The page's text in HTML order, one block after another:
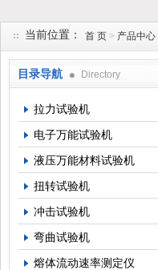
当前位置： 首 页 > 产品中心
目录导航 Directory
拉力试验机
电子万能试验机
液压万能材料试验机
扭转试验机
冲击试验机
弯曲试验机
熔体流动速率测定仪